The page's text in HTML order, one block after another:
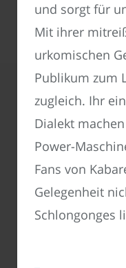
und sorgt für
Mit ihrer
urkomischen
Publikum zum
zugleich. Ihr
Dialekt
Power-
Fans von
Gelegenheit
Schlongonges